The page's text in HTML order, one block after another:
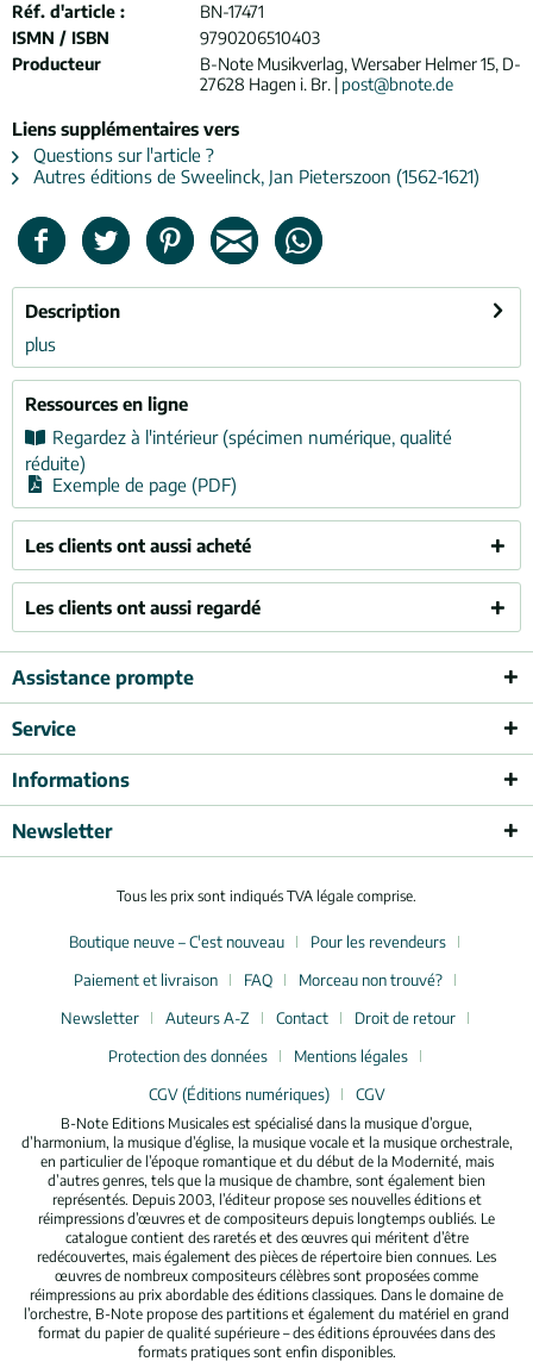
Réf. d'article :
BN-17471
ISMN / ISBN
9790206510403
Producteur
B-Note Musikverlag, Wersaber Helmer 15, D-
27628 Hagen i. Br. | post@bnote.de
Liens supplémentaires vers
Questions sur l'article ?
Autres éditions de Sweelinck, Jan Pieterszoon (1562-1621)
Description
plus
Ressources en ligne
Regardez à l'intérieur (spécimen numérique, qualité
réduite)
Exemple de page (PDF)
Les clients ont aussi acheté
Les clients ont aussi regardé
Assistance prompte
Service
Informations
Newsletter
Tous les prix sont indiqués TVA légale comprise.
Boutique neuve – C'est nouveau
Pour les revendeurs
Paiement et livraison
FAQ
Morceau non trouvé?
Newsletter
Auteurs A-Z Contact
Droit de retour
Protection des données
Mentions légales
CGV (Éditions numériques)
CGV
B-Note Editions Musicales est spécialisé dans la musique d’orgue,
d’harmonium, la musique d’église, la musique vocale et la musique orchestrale,
en particulier de l’époque romantique et du début de la Modernité, mais
d’autres genres, tels que la musique de chambre, sont également bien
représentés. Depuis 2003, l’éditeur propose ses nouvelles éditions et
réimpressions d’œuvres et de compositeurs depuis longtemps oubliés. Le
catalogue contient des raretés et des œuvres qui méritent d’être
redécouvertes, mais également des pièces de répertoire bien connues. Les
œuvres de nombreux compositeurs célèbres sont proposées comme
réimpressions au prix abordable des éditions classiques. Dans le domaine de
l’orchestre, B-Note propose des partitions et également du matériel en grand
format du papier de qualité supérieure – des éditions éprouvées dans des
formats pratiques sont enfin disponibles.